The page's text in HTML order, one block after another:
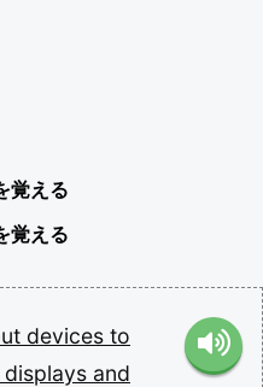
覚える
覚える
devices to
displays and